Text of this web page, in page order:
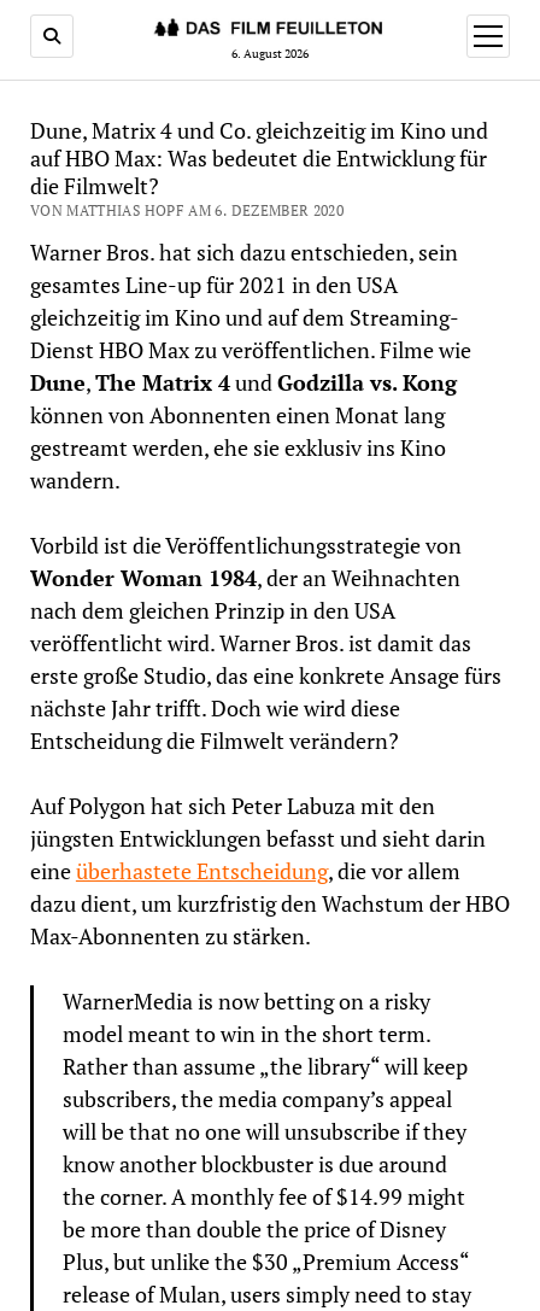
6. August 2026
Menü
öffnen
Dune, Matrix 4 und Co. gleichzeitig im Kino und
auf HBO Max: Was bedeutet die Entwicklung für
die Filmwelt?
VON MATTHIAS HOPF AM 6. DEZEMBER 2020
Warner Bros. hat sich dazu entschieden, sein
gesamtes Line-up für 2021 in den USA
gleichzeitig im Kino und auf dem Streaming-
Dienst HBO Max zu veröffentlichen. Filme wie
Dune,The Matrix 4undGodzilla vs. Kong
können von Abonnenten einen Monat lang
gestreamt werden, ehe sie exklusiv ins Kino
wandern.
Vorbild ist die Veröffentlichungsstrategie von
Wonder Woman 1984, der an Weihnachten
nach dem gleichen Prinzip in den USA
veröffentlicht wird. Warner Bros. ist damit das
erste große Studio, das eine konkrete Ansage fürs
nächste Jahr trifft. Doch wie wird diese
Entscheidung die Filmwelt verändern?
Auf Polygon hat sich Peter Labuza mit den
jüngsten Entwicklungen befasst und sieht darin
eineüberhastete Entscheidung, die vor allem
dazu dient, um kurzfristig den Wachstum der HBO
Max-Abonnenten zu stärken.
WarnerMedia is now betting on a risky
model meant to win in the short term.
Rather than assume „the library“ will keep
subscribers, the media company’s appeal
will be that no one will unsubscribe if they
know another blockbuster is due around
the corner. A monthly fee of $14.99 might
be more than double the price of Disney
Plus, but unlike the $30 „Premium Access“
release of Mulan, users simply need to stay